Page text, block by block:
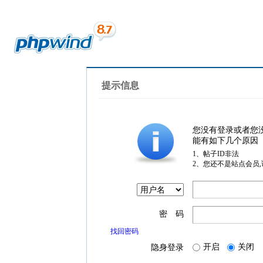
提示信息
您没有登录或者您
能有如下几个原因
1、帖子ID非法
2、您还不是站点会员
密 码
找回密码
隐身登录 开启 关闭